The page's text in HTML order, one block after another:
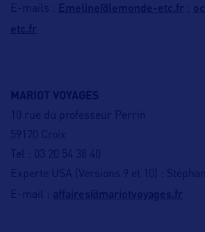
E-mails : Emeline@lemonde-etc.fr ;
etc.fr
MARIOT VOYAGES
10 rue du professeur Perrin
59170 Croix
Tel : 03 20 54 38 40
Experte USA (Versions 9 et 10) :
E-mail : affaires@mariotvoyages.fr